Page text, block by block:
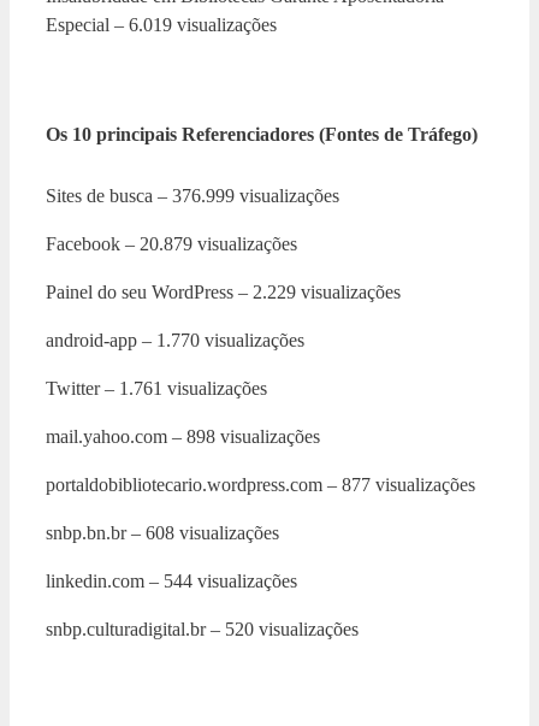
Especial – 6.019 visualizações
Os 10 principais Referenciadores (Fontes de Tráfego)
Sites de busca – 376.999 visualizações
Facebook – 20.879 visualizações
Painel do seu WordPress – 2.229 visualizações
android-app – 1.770 visualizações
Twitter – 1.761 visualizações
mail.yahoo.com – 898 visualizações
portaldobibliotecario.wordpress.com – 877 visualizações
snbp.bn.br – 608 visualizações
linkedin.com – 544 visualizações
snbp.culturadigital.br – 520 visualizações